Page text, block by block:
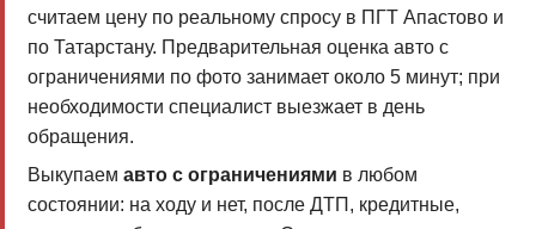
считаем цену по реальному спросу в ПГТ Апастово и
по Татарстану. Предварительная оценка авто с
ограничениями по фото занимает около 5 минут; при
необходимости специалист выезжает в день
обращения.
Выкупаем авто с ограничениями в любом
состоянии: на ходу и нет, после ДТП, кредитные,